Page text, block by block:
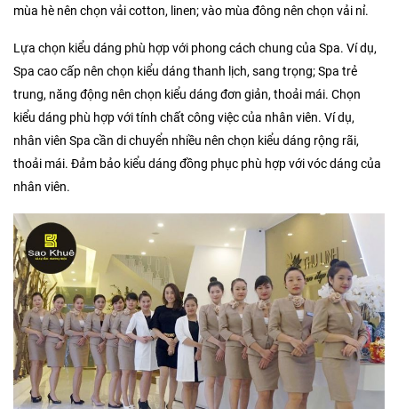
mùa hè nên chọn vải cotton, linen; vào mùa đông nên chọn vải nỉ.
Lựa chọn kiểu dáng phù hợp với phong cách chung của Spa. Ví dụ,
Spa cao cấp nên chọn kiểu dáng thanh lịch, sang trọng; Spa trẻ
trung, năng động nên chọn kiểu dáng đơn giản, thoải mái. Chọn
kiểu dáng phù hợp với tính chất công việc của nhân viên. Ví dụ,
nhân viên Spa cần di chuyển nhiều nên chọn kiểu dáng rộng rãi,
thoải mái. Đảm bảo kiểu dáng đồng phục phù hợp với vóc dáng của
nhân viên.